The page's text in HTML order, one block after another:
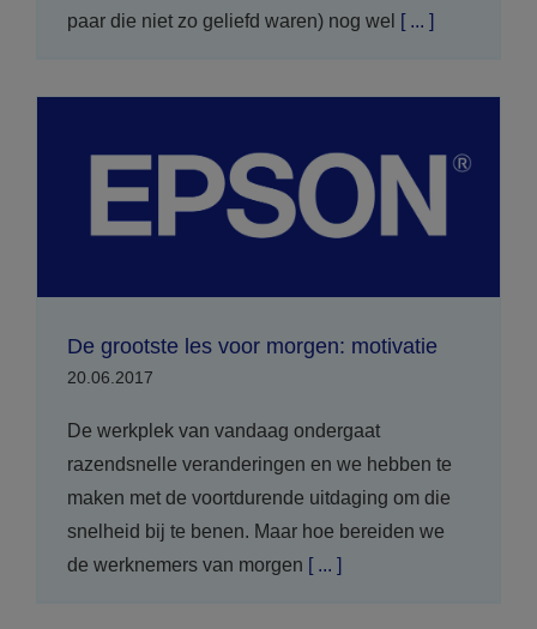
paar die niet zo geliefd waren) nog wel
[ ... ]
De grootste les voor morgen: motivatie
20.06.2017
De werkplek van vandaag ondergaat
razendsnelle veranderingen en we hebben te
maken met de voortdurende uitdaging om die
snelheid bij te benen. Maar hoe bereiden we
de werknemers van morgen [ ... ]